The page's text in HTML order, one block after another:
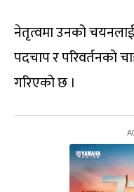
नेतृत्वमा उनको चयनलाई
पदचाप र परिवर्तनको
गरिएको छ ।